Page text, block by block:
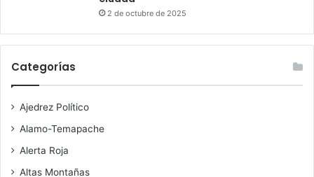
2 de octubre de 2025
Categorías
Ajedrez Político
Alamo-Temapache
Alerta Roja
Altas Montañas